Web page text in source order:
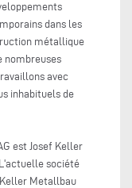
dans les
métallique
nombreuses
avec
inhabituels de
est Josef Keller
société
Metallbau